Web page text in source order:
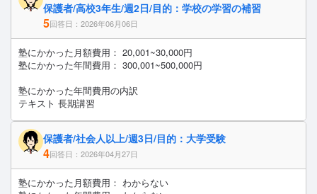
保護者/高校3年生/週2日/目的：学校の学習の補習
5回答日：2026年06月06日
塾にかかった月額費用： 20,001~30,000円
塾にかかった年間費用： 300,001~500,000円
塾にかかった年間費用の内訳
テキスト 長期講習
保護者/社会人以上/週3日/目的：大学受験
4回答日：2026年04月27日
塾にかかった月額費用： わからない